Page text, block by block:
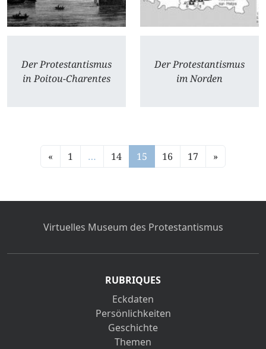
Der Protestantismus
in Poitou-Charentes
Der Protestantismus
im Norden
« 1 … 14 15 16 17 »
Virtuelles Museum des Protestantismus
RUBRIQUES
Eckdaten
Persönlichkeiten
Geschichte
Themen